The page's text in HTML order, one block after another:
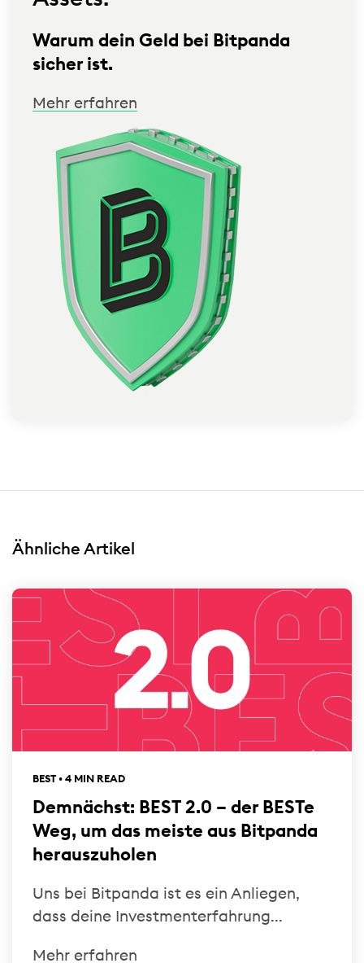
Warum dein Geld bei Bitpanda
sicher ist.
Mehr erfahren
Ähnliche Artikel
BEST • 4 MIN READ
Demnächst: BEST 2.0 – der BESTe
Weg, um das meiste aus Bitpanda
herauszuholen
Uns bei Bitpanda ist es ein Anliegen,
dass deine Investmenterfahrung...
Mehr erfahren